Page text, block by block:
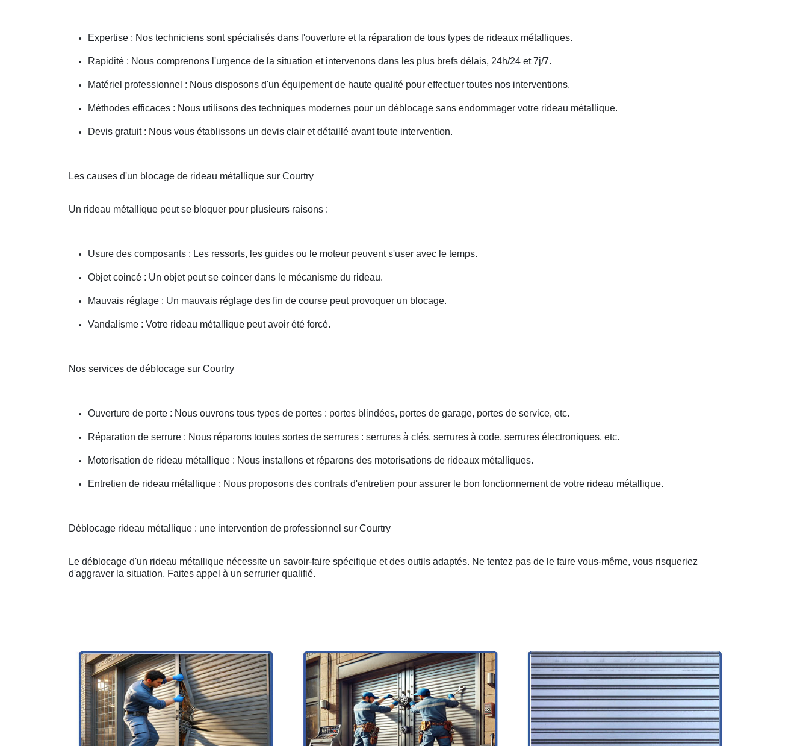
Expertise : Nos techniciens sont spécialisés dans l'ouverture et la réparation de tous types de rideaux métalliques.
Rapidité : Nous comprenons l'urgence de la situation et intervenons dans les plus brefs délais, 24h/24 et 7j/7.
Matériel professionnel : Nous disposons d'un équipement de haute qualité pour effectuer toutes nos interventions.
Méthodes efficaces : Nous utilisons des techniques modernes pour un déblocage sans endommager votre rideau métallique.
Devis gratuit : Nous vous établissons un devis clair et détaillé avant toute intervention.
Les causes d'un blocage de rideau métallique sur Courtry
Un rideau métallique peut se bloquer pour plusieurs raisons :
Usure des composants : Les ressorts, les guides ou le moteur peuvent s'user avec le temps.
Objet coincé : Un objet peut se coincer dans le mécanisme du rideau.
Mauvais réglage : Un mauvais réglage des fin de course peut provoquer un blocage.
Vandalisme : Votre rideau métallique peut avoir été forcé.
Nos services de déblocage sur Courtry
Ouverture de porte : Nous ouvrons tous types de portes : portes blindées, portes de garage, portes de service, etc.
Réparation de serrure : Nous réparons toutes sortes de serrures : serrures à clés, serrures à code, serrures électroniques, etc.
Motorisation de rideau métallique : Nous installons et réparons des motorisations de rideaux métalliques.
Entretien de rideau métallique : Nous proposons des contrats d'entretien pour assurer le bon fonctionnement de votre rideau métallique.
Déblocage rideau métallique : une intervention de professionnel sur Courtry
Le déblocage d'un rideau métallique nécessite un savoir-faire spécifique et des outils adaptés. Ne tentez pas de le faire vous-même, vous risqueriez
d'aggraver la situation. Faites appel à un serrurier qualifié.